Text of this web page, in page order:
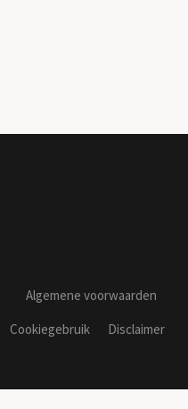
Algemene voorwaarden
Cookiegebruik
Disclaimer